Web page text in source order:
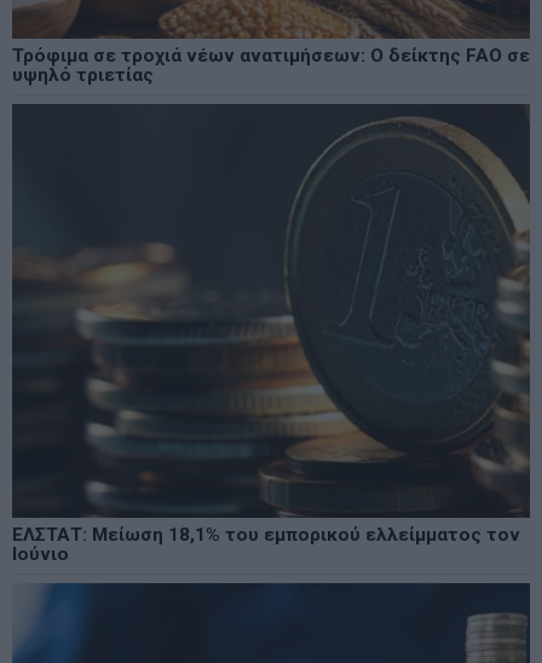
Τρόφιμα σε τροχιά νέων ανατιμήσεων: Ο δείκτης FAO σε
υψηλό τριετίας
ΕΛΣΤΑΤ: Μείωση 18,1% του εμπορικού ελλείμματος τον
Ιούνιο